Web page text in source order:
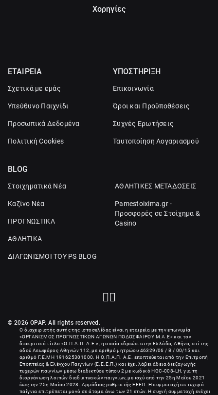
Χορηγίες
ΕΤΑΙΡΕΙΑ
Σχετικά με εμάς
Υπεύθυνο Παιχνίδι
Προσωπικά Δεδομένα
Πολιτική Cookies
ΥΠΟΣΤΗΡΙΞΗ
Επικοινωνία
Όροι και Προϋποθέσεις
Συχνές Ερωτήσεις
Ταυτοποίηση Λογαριασμού
BLOG
Στοιχηματικά Νέα
Καζίνο Νέα
ΠΡΟΓΝΩΣΤΙΚΑ
ΑΘΛΗΤΙΚΑ
ΔΙΑΓΩΝΙΣΜΟΙ ΤΟΥ PS BLOG
ΑΘΛΗΤΙΚΕΣ ΜΕΤΑΔΟΣΕΙΣ
Pamestoixima.gr -
Προσφορές σε Στοίχημα &
Casino
© 2026 OPAP. All rights reserved.
Ο διαχειριστής αυτής της ιστοσελίδας είναι η εταιρεία με την επωνυμία
«ΟΡΓΑΝΙΣΜΟΣ ΠΡΟΓΝΩΣΤΙΚΩΝ ΑΓΩΝΩΝ ΠΟΔΟΣΦΑΙΡΟΥ Μ.Α.Ε» και τον
διακριτικό τίτλο «Ο.Π.Α.Π. Α.Ε.», η οποία εδρεύει στην Ελλάδα, Αθήνα, επί της
οδού Λεωφόρος Αθηνών 112, με αριθμό μητρώου 46329/06 / B / 00/15 και
αριθμό Γ.Ε.ΜΗ 191625301000
. Η Ο.Π.Α.Π. Α.Ε. εποπτεύεται από την Επιτροπή
Εποπτείας & Ελέγχου Παιγνίων (Ε.Ε.Ε.Π.) και έχει λάβει άδεια διεξαγωγής
τυχερών παιγνίων μέσω διαδικτύου τύπου 2 με κωδικό HGC-008-LH, για τη
διοργάνωση λοιπών διαδικτυακών παιγνίων, με ισχύ από την 25η Μαΐου 2021
έως την 25η Μαΐου 2028. Αρμόδιος ρυθμιστής ΕΕΕΠ. Η συμμετοχή σε τυχερά
παίγνια επιτρέπεται μονό σε άτομα άνω των 21 ετών. Η συχνή συμμετοχή ενέχει